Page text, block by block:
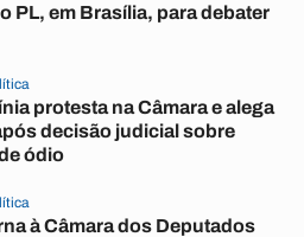
PL, em Brasília, para debater
protesta na Câmara e alega
decisão judicial sobre
ódio
à Câmara dos Deputados